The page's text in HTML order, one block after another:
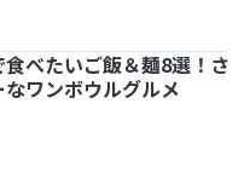
味を堪能【韓国】
8選！さっぱりヘルシーな
べたいご飯＆麺8選！さ
ワンボウルグルメ